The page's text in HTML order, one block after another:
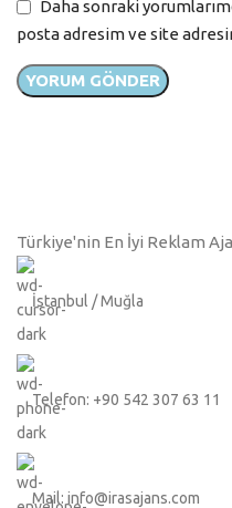
Daha sonraki
posta adresim ve site
Türkiye'nin En İyi Reklam
İstanbul / Muğla
Telefon: +90 542 307 63 11
Mail: info@irasajans.com